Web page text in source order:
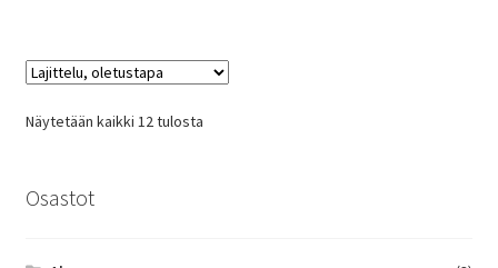
Näytetään kaikki 12 tulosta
Osastot